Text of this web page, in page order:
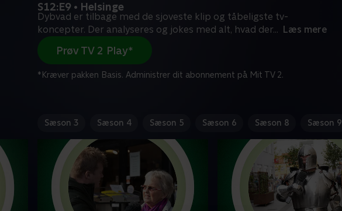
S12:E9 • Helsinge
Dybvad er tilbage med de sjoveste klip og tåbeligste tv-
koncepter. Der analyseres og jokes med alt, hvad der... Læs mere
Prøv TV 2 Play*
*Kræver pakken Basis. Administrer dit abonnement på Mit TV 2.
Sæson 3 Sæson 4 Sæson 5 Sæson 6 Sæson 8 Sæson 9